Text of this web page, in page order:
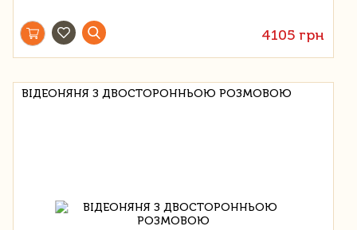
4105 грн
ВІДЕОНЯНЯ З ДВОСТОРОННЬОЮ РОЗМОВОЮ